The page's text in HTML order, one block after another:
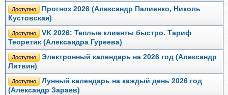
Доступно
Прогноз 2026 (Александр Палиенко, Николь
Кустовская)
Доступно
VK 2026: Теплые клиенты быстро. Тариф
Теоретик (Александра Гуреева)
Доступно
Электронный календарь на 2026 год (Александр
Литвин)
Доступно
Лунный календарь на каждый день 2026 год
(Александр Зараев)